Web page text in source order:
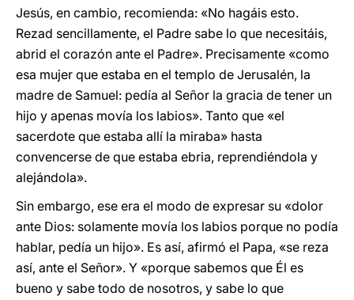
Jesús, en cambio, recomienda: «No hagáis esto.
Rezad sencillamente, el Padre sabe lo que necesitáis,
abrid el corazón ante el Padre». Precisamente «como
esa mujer que estaba en el templo de Jerusalén, la
madre de Samuel: pedía al Señor la gracia de tener un
hijo y apenas movía los labios». Tanto que «el
sacerdote que estaba allí la miraba» hasta
convencerse de que estaba ebria, reprendiéndola y
alejándola».
Sin embargo, ese era el modo de expresar su «dolor
ante Dios: solamente movía los labios porque no podía
hablar, pedía un hijo». Es así, afirmó el Papa, «se reza
así, ante el Señor». Y «porque sabemos que Él es
bueno y sabe todo de nosotros, y sabe lo que